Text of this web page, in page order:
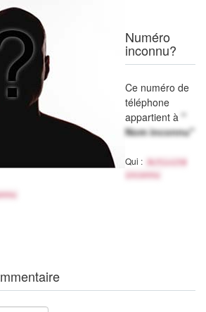
Numéro
inconnu?
Ce numéro de
téléphone
appartient à "
Nom inconnu"
Qui :
Activité
inconnu